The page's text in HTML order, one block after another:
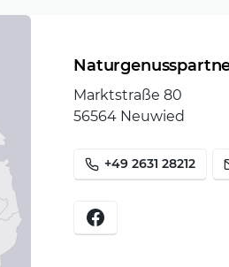
Marktstraße 80
56564 Neuwied
+49 2631 28212